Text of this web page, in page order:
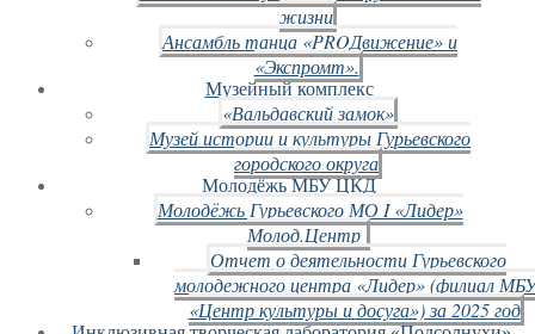
жизни
Ансамбль танца «PROДвижение» и
«Экспромт».
Музейный комплекс
«Вальдавский замок»
Музей истории и культуры Гурьевского
городского округа
Молодёжь МБУ ЦКД
Молодёжь Гурьевского МО I «Лидер»
Молод.Центр
Отчет о деятельности Гурьевского
молодежного центра «Лидер» (филиал
«Центр культуры и досуга») за 2025 год